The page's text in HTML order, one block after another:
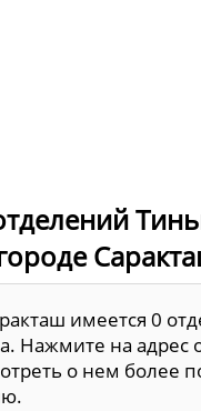
имеется 0
Нажмите на адрес
о нем более